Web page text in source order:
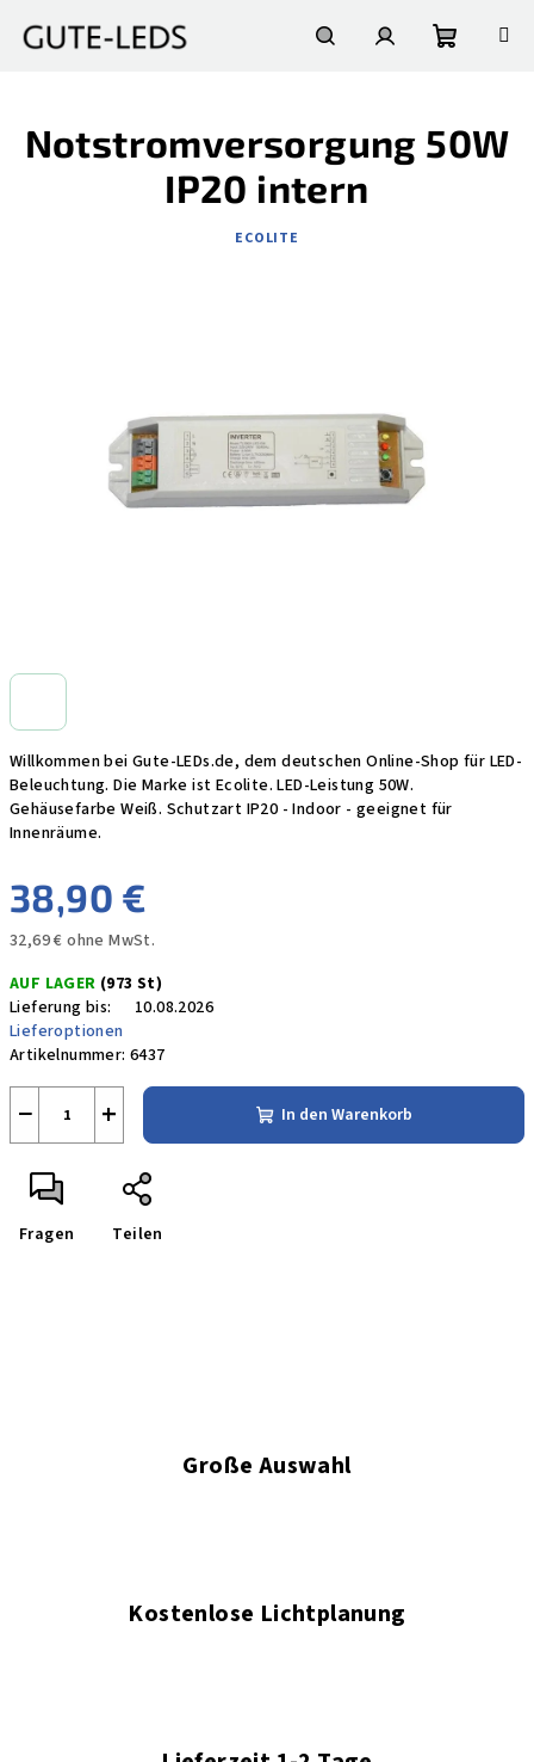
Inhalt
Willkommen bei Gute-LEDs.de, dem deutschen Online-Shop für LED-
Beleuchtung. Die Marke ist Ecolite. LED-Leistung 50W.
Gehäusefarbe Weiß. Schutzart IP20 - Indoor - geeignet für
Innenräume.
38,90 €
32,69 € ohne MwSt.
AUF LAGER (973 St)
Lieferung bis:
10.08.2026
Lieferoptionen
Artikelnummer: 6437
+
− In den Warenkorb
Fragen Teilen
Notstromversorgung 50W
IP20 intern
ECOLITE
Große Auswahl
Kostenlose Lichtplanung